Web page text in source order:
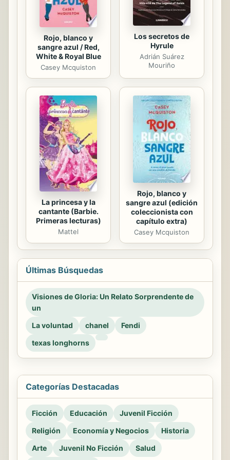
Rojo, blanco y
sangre azul / Red,
White & Royal Blue
Casey Mcquiston
Los secretos de
Hyrule
Adrián Suárez
Mouriño
La princesa y la
cantante (Barbie.
Primeras lecturas)
Mattel
Rojo, blanco y
sangre azul (edición
coleccionista con
capítulo extra)
Casey Mcquiston
Últimas Búsquedas
Visiones de Gloria: Un Relato Sorprendente de
un
La voluntad
chanel
Fendi
texas longhorns
Categorías Destacadas
Ficción Educación
Juvenil Ficción
Religión
Economía y Negocios
Historia
Arte
Juvenil No Ficción Salud